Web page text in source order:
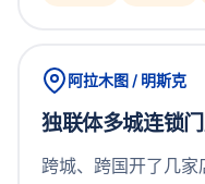
阿拉木图 / 明斯克
独联体多城连锁
跨城、跨国开了几